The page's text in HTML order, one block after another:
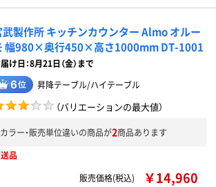
武製作所 キッチンカウンター Almo オルー
幅980×奥行450×高さ1000mm DT-1001
け日：8月21日（金）まで
昇降テーブル/ハイテーブル
（バリエーションの最大値）
カラー・販売単位違いの商品が2商品あります
品
販売価格(税込)
￥14,960